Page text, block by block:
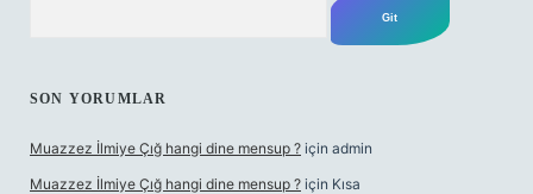
SON YORUMLAR
Muazzez İlmiye Çığ hangi dine mensup ? için admin
Muazzez İlmiye Çığ hangi dine mensup ? için Kısa